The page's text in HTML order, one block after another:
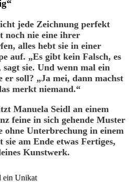
jede Zeichnung perfekt
noch nie eine ihrer
alles hebt sie in einer
auf. „Es gibt kein Falsch, es
sie. Und wenn mal ein
er soll? „Ja mei, dann machst
merkt niemand.“
Manuela Seidl an einem
feine in sich gehende Muster
ohne Unterbrechung in einem
am Ende etwas Fertiges,
Kunstwerk.